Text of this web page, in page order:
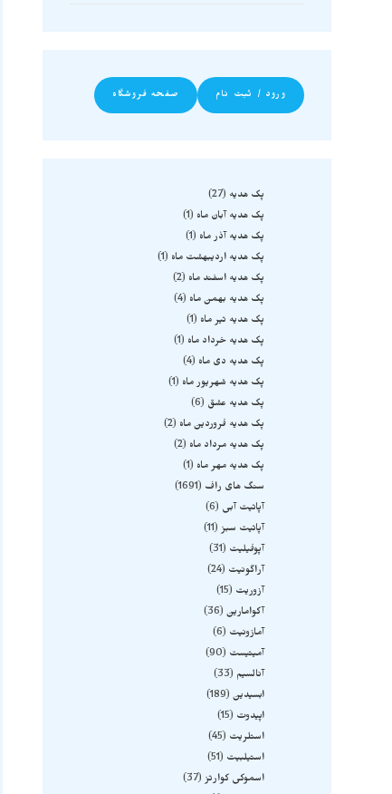
ورود / ثبت نام صفحه فروشگاه
پک هدیه
27
پک هدیه آبان ماه
1
پک هدیه آذر ماه
1
پک هدیه اردیبهشت ماه
1
پک هدیه اسفند ماه
2
پک هدیه بهمن ماه
4
پک هدیه تیر ماه
1
پک هدیه خرداد ماه
1
پک هدیه دی ماه
4
پک هدیه شهریور ماه
1
پک هدیه عشق
6
پک هدیه فروردین ماه
2
پک هدیه مرداد ماه
2
پک هدیه مهر ماه
1
سنگ های راف
1691
آپاتیت آبی
6
آپاتیت سبز 11
آپوفیلیت
31
آراگونیت
24
آزوریت
15
آکوامارین 36
آمازونیت
6
آمیتیست
90
آنالسیم
33
ابسیدین 189
اپیدوت
15
استلریت
45
استیلبیت
51
اسموکی کوارتز 37